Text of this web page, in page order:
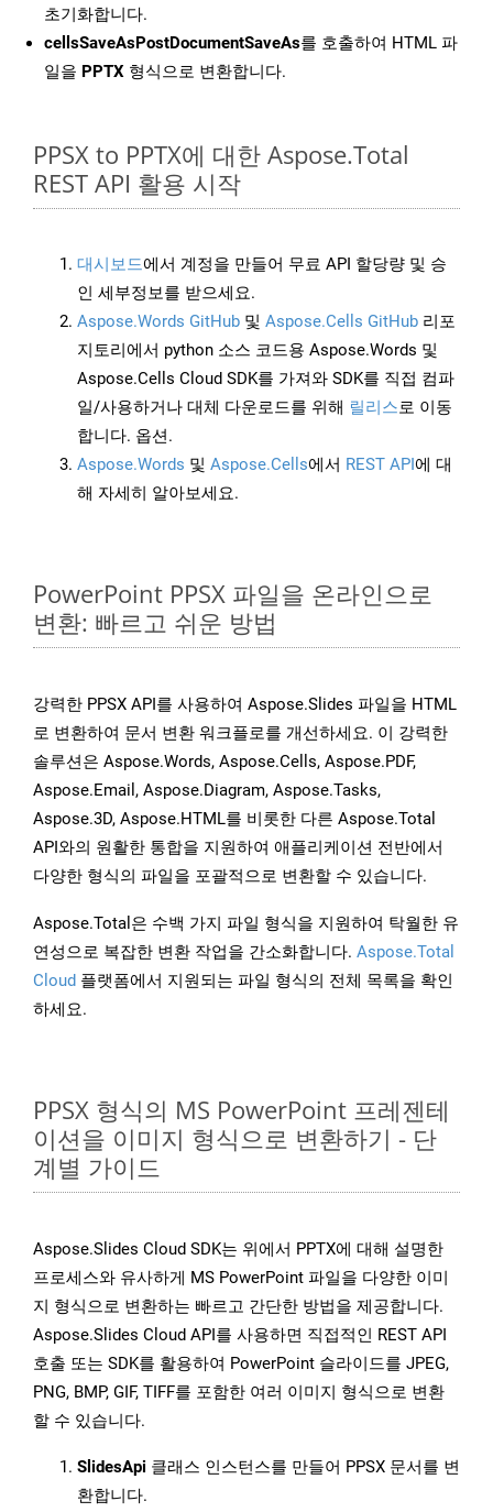
초기화합니다.
cellsSaveAsPostDocumentSaveAs를 호출하여 HTML 파
일을 PPTX 형식으로 변환합니다.
PPSX to PPTX에 대한 Aspose.Total
REST API 활용 시작
대시보드에서 계정을 만들어 무료 API 할당량 및 승
인 세부정보를 받으세요.
Aspose.Words GitHub 및 Aspose.Cells GitHub 리포
지토리에서 python 소스 코드용 Aspose.Words 및
Aspose.Cells Cloud SDK를 가져와 SDK를 직접 컴파
일/사용하거나 대체 다운로드를 위해 릴리스로 이동
합니다. 옵션.
Aspose.Words 및 Aspose.Cells에서 REST API에 대
해 자세히 알아보세요.
PowerPoint PPSX 파일을 온라인으로
변환: 빠르고 쉬운 방법
강력한 PPSX API를 사용하여 Aspose.Slides 파일을 HTML
로 변환하여 문서 변환 워크플로를 개선하세요. 이 강력한
솔루션은 Aspose.Words, Aspose.Cells, Aspose.PDF,
Aspose.Email, Aspose.Diagram, Aspose.Tasks,
Aspose.3D, Aspose.HTML를 비롯한 다른 Aspose.Total
API와의 원활한 통합을 지원하여 애플리케이션 전반에서
다양한 형식의 파일을 포괄적으로 변환할 수 있습니다.
Aspose.Total은 수백 가지 파일 형식을 지원하여 탁월한 유
연성으로 복잡한 변환 작업을 간소화합니다. Aspose.Total
Cloud 플랫폼에서 지원되는 파일 형식의 전체 목록을 확인
하세요.
PPSX 형식의 MS PowerPoint 프레젠테
이션을 이미지 형식으로 변환하기 - 단
계별 가이드
Aspose.Slides Cloud SDK는 위에서 PPTX에 대해 설명한
프로세스와 유사하게 MS PowerPoint 파일을 다양한 이미
지 형식으로 변환하는 빠르고 간단한 방법을 제공합니다.
Aspose.Slides Cloud API를 사용하면 직접적인 REST API
호출 또는 SDK를 활용하여 PowerPoint 슬라이드를 JPEG,
PNG, BMP, GIF, TIFF를 포함한 여러 이미지 형식으로 변환
할 수 있습니다.
SlidesApi 클래스 인스턴스를 만들어 PPSX 문서를 변
환합니다.